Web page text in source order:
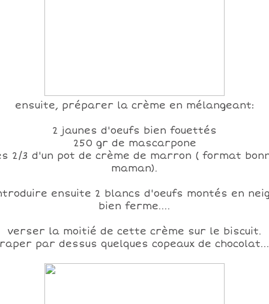
ensuite, préparer la crème en mélangeant:
2 jaunes d'oeufs bien fouettés
250 gr de mascarpone
2/3 d'un pot de crème de marron ( format
maman).
ensuite 2 blancs d'oeufs montés en
bien ferme....
verser la moitié de cette crème sur le biscuit.
raper par dessus quelques copeaux de chocolat...